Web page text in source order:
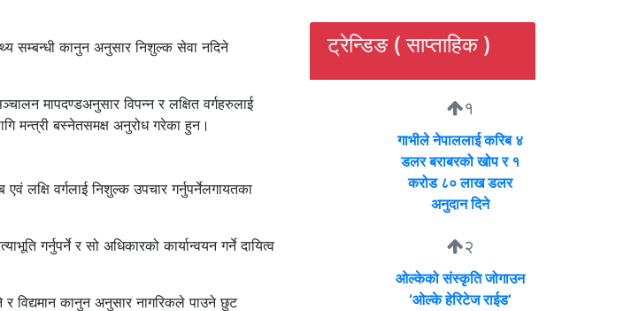
सम्बन्धी कानुन अनुसार निशुल्क सेवा नदिने
मापदण्डअनुसार विपन्न र लक्षित वर्गहरुलाई
मन्त्री बस्नेतसमक्ष अनुरोध गरेका हुन।
लक्षि वर्गलाई निशुल्क उपचार गर्नुपर्नेलगायतका
गर्नुपर्ने र सो अधिकारको कार्यान्वयन गर्ने दायित्व
र विद्यमान कानुन अनुसार नागरिकले पाउने छुट
ट्रेन्डिङ ( साप्ताहिक )
१
गाभीले नेपाललाई करिब ४
डलर बराबरको खोप र १
करोड ८० लाख डलर
अनुदान दिने
२
ओल्केको संस्कृति जोगाउन
‘ओल्के हेरिटेज राईड’